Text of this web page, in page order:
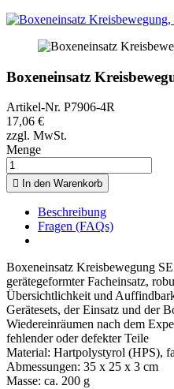
Boxeneinsatz
Artikel-Nr. P7906-4R
17,06 €
zzgl. MwSt.
Menge
 In den Warenkorb
Beschreibung
Fragen (FAQs)
Boxeneinsatz Kreisbewegung SE
gerätegeformter Facheinsatz,
Übersichtlichkeit und
Gerätesets, der Einsatz und der
Wiedereinräumen nach dem
fehlender oder defekter Teile
Material: Hartpolystyrol (HPS),
Abmessungen: 35 x 25 x 3 cm
Masse: ca. 200 g